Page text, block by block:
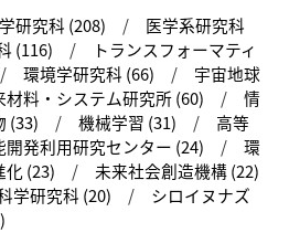
研究科 (208)
医学系研究科
(116)
トランスフォーマティ
環境学研究科 (66)
宇宙地球
材料・システム研究所 (60)
情
(33) 機械学習 (31)
高等
開発利用研究センター (24)
環
化 (23)
未来社会創造機構 (22)
学研究科 (20)
シロイヌナズ